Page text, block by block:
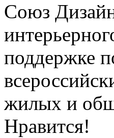
Союз
поддержке
жилых и
Нравится!